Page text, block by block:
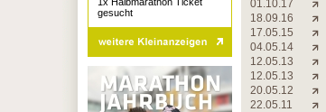
01.10.17
18.09.16
17.05.15
04.05.14
12.05.13
12.05.13
20.05.12
22.05.11
gesucht